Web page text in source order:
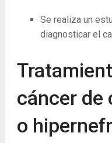
Se realiza un
diagnosticar el
cáncer de
o